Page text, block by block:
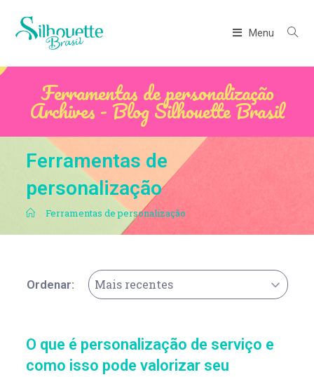
Menu
Ferramentas de personalização
Archives - Blog Silhouette Brasil
Ferramentas de
personalização
. Ferramentas de personalização
Ordenar: Mais recentes
O que é personalização de serviço e
como isso pode valorizar seu